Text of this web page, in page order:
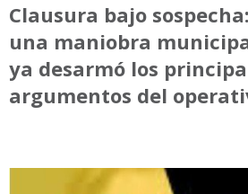
Clausura bajo
una maniobra
ya desarmó los
argumentos del